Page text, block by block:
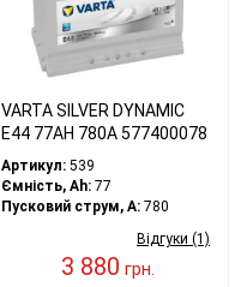
VARTA SILVER DYNAMIC
E44 77АH 780A 577400078
Артикул:539
Ємність, Ah:77
Пусковий струм, A:780
Відгуки (1)
3 880 грн.